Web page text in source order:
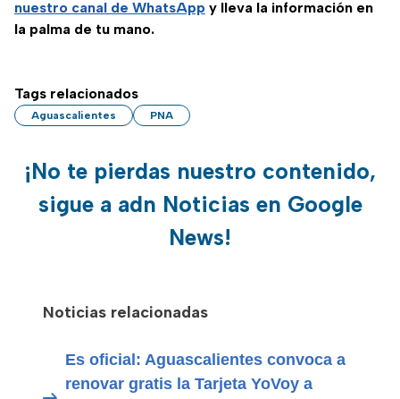
nuestro canal de WhatsApp y lleva la información en
la palma de tu mano.
Tags relacionados
Aguascalientes PNA
¡No te pierdas nuestro contenido,
sigue a adn Noticias en Google
News!
Noticias relacionadas
Es oficial: Aguascalientes convoca a
renovar gratis la Tarjeta YoVoy a